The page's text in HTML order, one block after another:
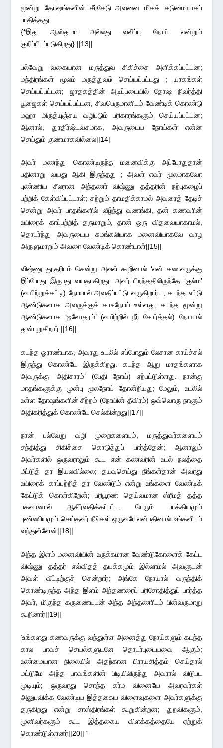
மூன்று தோஷங்களின் சீர்கேடு அவனை மிகக் கடுமையாகப்
பாதித்தது
{*இது ஆஸ்துமா அல்லது வலிப்பு நோய் என்றும்
குறிப்பிடப்படுகிறது} ||13||
பல்வேறு வகையான மருத்துவ சிகிச்சை அளிக்கப்பட்டன;
மந்திரங்கள் மூலம் மருத்துவம் செய்யப்பட்டது ; யாகங்கள்
செய்யப்பட்டன; ஜாதகத்தின் அடிப்படையில் தோஷ நிவர்த்தி
பூஜைகள் செய்யப்பட்டன, சிவபெருமானிடம் வேண்டிக் கொண்டு
மஹா மிருத்யுஞ்சய வழிபடும் பரிகாரங்களும் செய்யப்பட்டன;
ஆனால், துரதிர்ஷ்டவசமாக, அவருடைய நோய்கள் என்ன
செய்தும் குணமாகவில்லை||14||
அவர் மணந்து கொண்டிருந்த மனைவிக்கு அப்போதுதான்
பதினாறு வயது ஆகி இருந்தது ; அவள் எவர் மூலமாகவோ
புண்ணிய சீலரான அந்தணர் விஷ்ணு தத்தரின் நற்புகழைப்
பற்றிக் கேள்விப்பட்டாள்; சற்றும் தாமதிக்காமல் அவரைத் தேடிச்
சென்று அவர் பாதங்களில் வீழ்ந்து வணங்கி, தன் கணவரின்
உயிரைக் காப்பற்றித் தருமாறும், தான் ஒரு விதவையாகாமல்,
தொடர்ந்து அவருடைய சுமங்கலியாக மனைவியாகவே வாழ
அருளுமாறும் அவரை வேண்டிக் கொண்டாள்||15||
விஷ்ணு தூதரிடம் சென்று அவள் கூறினால் ‘என் கணவருக்கு
இப்போது இருபது வயதாகிறது. அவர் பிறந்ததிலிருந்தே ‘குல்ம’
(வயிற்றுக்கட்டி) நோயால் அவதிப்பட்டு வருகிறார். ; கடந்த எட்டு
ஆண்டுகளாக அவருக்குக் காசநோய் உள்ளது; கடந்த மூன்று
ஆண்டுகளாக ‘ஜலோதரம்’ (வயிற்றில் நீர் கோர்த்தல்) நோயால்
துன்புறுகிறார் ||16||
கடந்த ஓராண்டாக, அவரது உடலில் எப்போதும் லேசான காய்ச்சல்
இருந்து கொண்டே இருக்கிறது. கடந்த ஆறு மாதங்களாக
அவருக்கு ‘அதிசாரம்’ (பேதி நோய்) ஏற்பட்டுள்ளது. நான்கு
மாதங்களுக்கு முன்பு மூலநோய் தோன்றியது; மேலும், உடலில்
உள்ள தோஷங்களின் சீற்றம் (நோயின் தீவிரம்) ஒவ்வொரு நாளும்
அதிகரித்துக் கொண்டே செல்கின்றது||17||
நான் பல்வேறு வழி முறைகளையும், மருத்துவர்களையும்
சந்தித்து சிகிச்சை கொடுத்துப் பார்த்தேன்; ஆனாலும்
அவர்களில் ஒருவராலும் கூட என் கணவரின் உடல் நலத்தை
மீட்டுத் தர இயலவில்லை; தயவுசெய்து நீங்கள்தான் அவரது
உயிரைக் காப்பற்றித் தர வேண்டும் என்று உங்களை வேண்டிக்
கேட்டுக் கொள்கிறேன்; பரிபூரண தெய்வமான ஸ்ரீமத் தத்த
பகவானால் ஆசிர்வதிக்கப்பட்ட, பெரும் பாக்கியமும்
புண்ணியமும் செய்தவர் நீங்கள் ஒருவரே என்பதினால் உங்களிடம்
வந்துள்ளேன்||18||
அந்த இளம் மனைவியின் உருக்கமான வேண்டுகோளைக் கேட்ட
விஷ்ணு தத்தர் எவ்விதத் தயக்கமும் இல்லாமல் அவளுடன்
அவள் வீட்டிற்குச் சென்றார்; அங்கே நோயால் வருந்திக்
கொண்டிருந்த அந்த இளம் அந்தணரைப் பரிசோதித்துப் பார்த்த
அவர், மிகுந்த கருணையுடன் அந்த அந்தணரிடம் பின்வருமாறு
கூறினார்||19||
‘உங்களது கணவருக்கு வந்துள்ள அனைத்து நோய்களும் கடந்த
கால பாவச் செயல்களுடனே தொடர்புடையவை ஆகும்;
உண்மையான நிலையில் அதற்கான பிராயசித்தம் செய்தால்
மட்டுமே அந்த பாவங்களின் பிடியிலிருந்து அவரால் விடுபட
முடியும்; ஒருவரது சொந்த கர்ம வினையே அவரவர்கள்
அனுபவிக்க வேண்டிய இத்தகைய விளைவுகளை அவர்களுக்கு
தருகிறது என்று சாஸ்திரங்கள் கூறுகின்றன; துறவிகளும்,
முனிவர்களும் கூட இத்தகைய விளக்கத்தையே ஏற்றுக்
கொண்டுள்ளனர்||20|| “